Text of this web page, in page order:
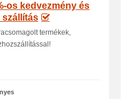
os kedvezmény és
szállítás
termékek,